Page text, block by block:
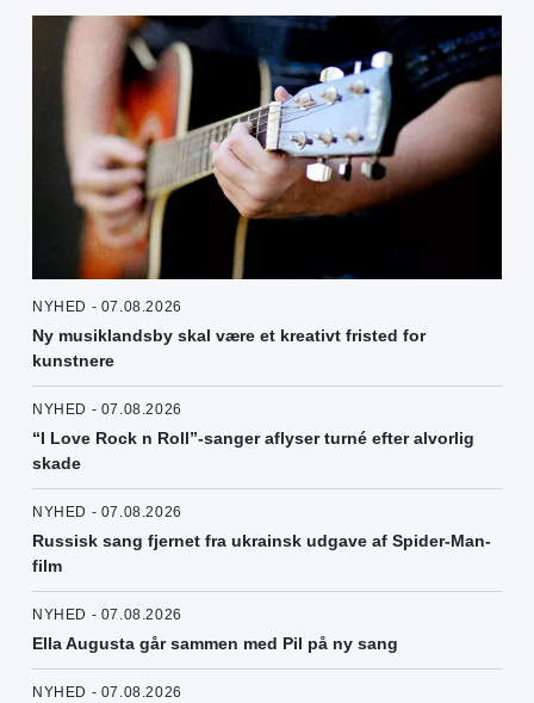
NYHED - 07.08.2026
Ny musiklandsby skal være et kreativt fristed for
kunstnere
NYHED - 07.08.2026
“I Love Rock n Roll”-sanger aflyser turné efter alvorlig
skade
NYHED - 07.08.2026
Russisk sang fjernet fra ukrainsk udgave af Spider-Man-
film
NYHED - 07.08.2026
Ella Augusta går sammen med Pil på ny sang
NYHED - 07.08.2026